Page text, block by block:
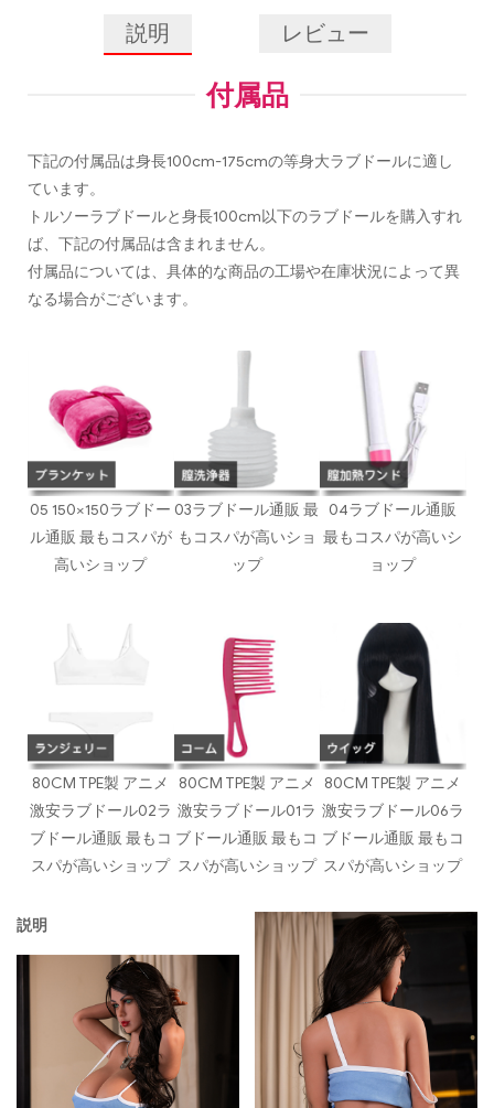
説明 レビュー
付属品
下記の付属品は身長100cm-175cmの等身大ラブドールに適し
ています。
トルソーラブドールと身長100cm以下のラブドールを購入すれ
ば、下記の付属品は含まれません。
付属品については、具体的な商品の工場や在庫状況によって異
なる場合がございます。
05 150×150ラブドー
ル通販 最もコスパが
高いショップ
03ラブドール通販 最
もコスパが高いショ
ップ
04ラブドール通販
最もコスパが高いシ
ョップ
80CM TPE製 アニメ
激安ラブドール02ラ
ブドール通販 最もコ
スパが高いショップ
80CM TPE製 アニメ
激安ラブドール01ラ
ブドール通販 最もコ
スパが高いショップ
80CM TPE製 アニメ
激安ラブドール06ラ
ブドール通販 最もコ
スパが高いショップ
説明